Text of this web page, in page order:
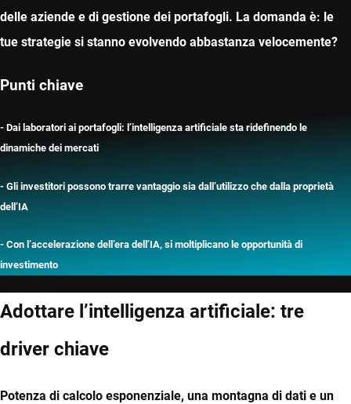
delle aziende e di gestione dei portafogli. La domanda è: le
tue strategie si stanno evolvendo abbastanza velocemente?
Punti chiave
- Dai laboratori ai portafogli: l’intelligenza artificiale sta ridefinendo le
dinamiche dei mercati
- Gli investitori possono trarre vantaggio sia dall’utilizzo che dalla proprietà
dell’IA
- Con l’accelerazione dell’era dell’IA, si moltiplicano le opportunità di
investimento
Adottare l’intelligenza artificiale: tre
driver chiave
Potenza di calcolo esponenziale, una montagna di dati e un